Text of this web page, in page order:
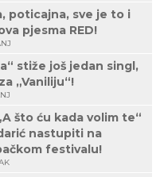
poticajna, sve je to i
pjesma RED!
stiže još jedan singl,
„Vaniliju“!
što ću kada volim te“
nastupiti na
festivalu!